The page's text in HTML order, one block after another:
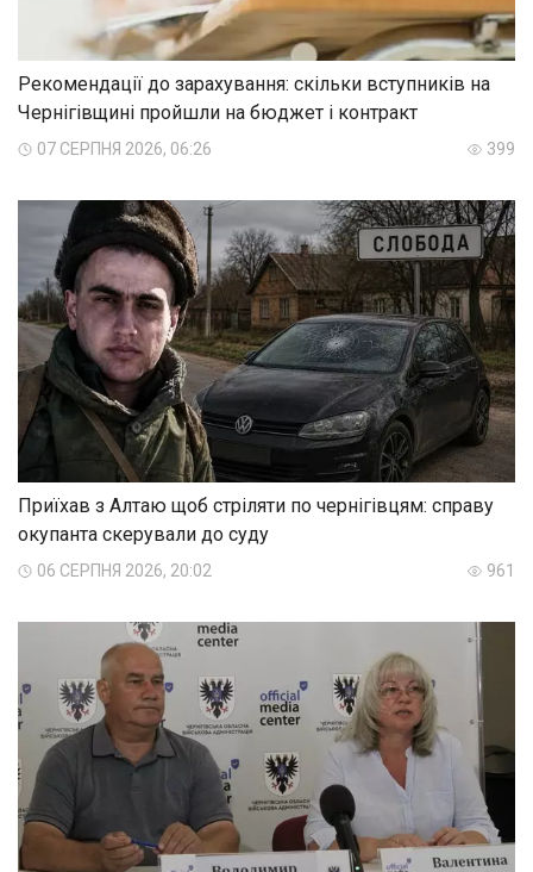
Рекомендації до зарахування: скільки вступників на
Чернігівщині пройшли на бюджет і контракт
07 СЕРПНЯ 2026, 06:26 399
Приїхав з Алтаю щоб стріляти по чернігівцям: справу
окупанта скерували до суду
06 СЕРПНЯ 2026, 20:02 961